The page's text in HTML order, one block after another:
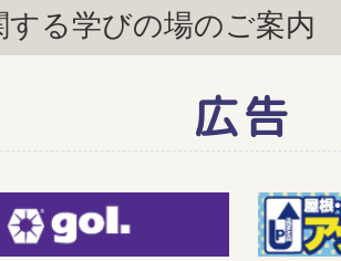
する学びの場のご案内
広告